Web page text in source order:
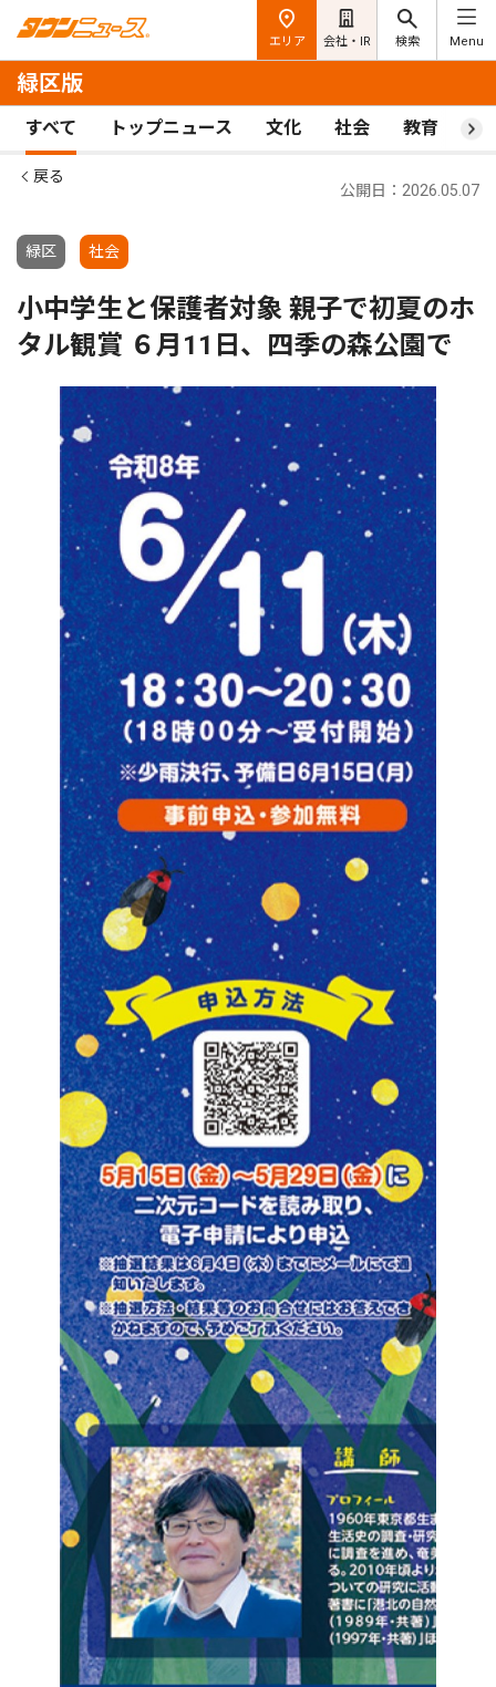
エリア 会社・IR 検索 Menu
緑区版
すべて トップニュース 文化 社会 教育 ス
戻る
緑区 社会
公開日：2026.05.07
小中学生と保護者対象 親子で初夏のホ
タル観賞 ６月11日、四季の森公園で